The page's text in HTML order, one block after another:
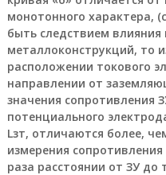
л
и
т
е
л
н
е
ф
т
е
монотонного характера,
быть следствием
металлоконструкций, то
расположении токового
направлении от
значения сопротивления
потенциального
Lзт, отличаются более,
измерения
раза расстоянии от ЗУ до